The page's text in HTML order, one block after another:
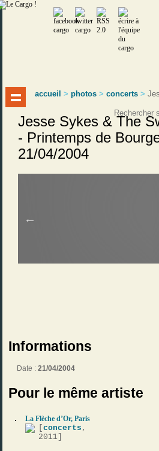
accueil >photos >concerts >
Jesse Sykes & The
- Printemps de
21/04/2004
Informations
Date :21/04/2004
Pour le même artiste
La Flèche d’Or, Paris
[concerts ,
2011]